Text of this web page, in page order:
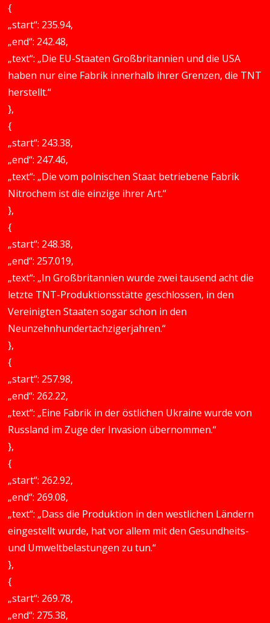
{
„start“: 235.94,
„end“: 242.48,
„text“: „Die EU-Staaten Großbritannien und die USA
haben nur eine Fabrik innerhalb ihrer Grenzen, die TNT
herstellt.“
},
{
„start“: 243.38,
„end“: 247.46,
„text“: „Die vom polnischen Staat betriebene Fabrik
Nitrochem ist die einzige ihrer Art.“
},
{
„start“: 248.38,
„end“: 257.019,
„text“: „In Großbritannien wurde zwei tausend acht die
letzte TNT-Produktionsstätte geschlossen, in den
Vereinigten Staaten sogar schon in den
Neunzehnhundertachzigerjahren.“
},
{
„start“: 257.98,
„end“: 262.22,
„text“: „Eine Fabrik in der östlichen Ukraine wurde von
Russland im Zuge der Invasion übernommen.“
},
{
„start“: 262.92,
„end“: 269.08,
„text“: „Dass die Produktion in den westlichen Ländern
eingestellt wurde, hat vor allem mit den Gesundheits-
und Umweltbelastungen zu tun.“
},
{
„start“: 269.78,
„end“: 275.38,